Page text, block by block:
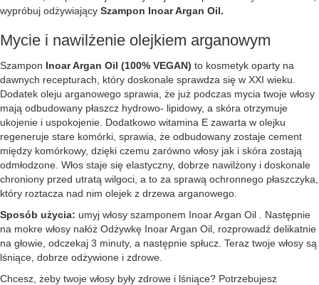
wypróbuj odżywiający Szampon Inoar Argan Oil.
Mycie i nawilżenie olejkiem arganowym
Szampon Inoar Argan Oil (100% VEGAN) to kosmetyk oparty na
dawnych recepturach, który doskonale sprawdza się w XXI wieku.
Dodatek oleju arganowego sprawia, że już podczas mycia twoje włosy
mają odbudowany płaszcz hydrowo- lipidowy, a skóra otrzymuje
ukojenie i uspokojenie. Dodatkowo witamina E zawarta w olejku
regeneruje stare komórki, sprawia, że odbudowany zostaje cement
między komórkowy, dzięki czemu zarówno włosy jak i skóra zostają
odmłodzone. Włos staje się elastyczny, dobrze nawilżony i doskonale
chroniony przed utratą wilgoci, a to za sprawą ochronnego płaszczyka,
który roztacza nad nim olejek z drzewa arganowego.
Sposób użycia: umyj włosy szamponem Inoar Argan Oil . Następnie
na mokre włosy nałóż Odżywkę Inoar Argan Oil, rozprowadź delikatnie
na głowie, odczekaj 3 minuty, a następnie spłucz. Teraz twoje włosy są
lśniące, dobrze odżywione i zdrowe.
Chcesz, żeby twoje włosy były zdrowe i lśniące? Potrzebujesz